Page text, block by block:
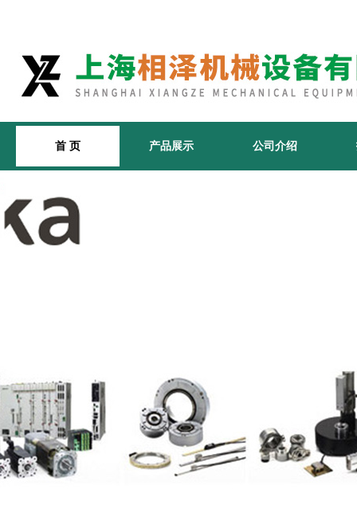
首 页 产品展示 公司介绍